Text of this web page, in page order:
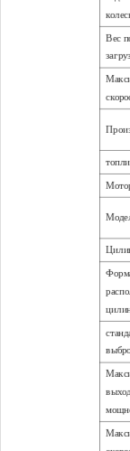
Вес